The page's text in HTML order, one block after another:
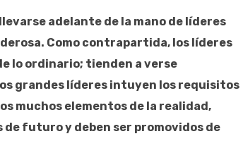
adelante de la mano de líderes
Como contrapartida, los líderes
lo ordinario; tienden a verse
grandes líderes intuyen los requisitos
muchos elementos de la realidad,
futuro y deben ser promovidos de